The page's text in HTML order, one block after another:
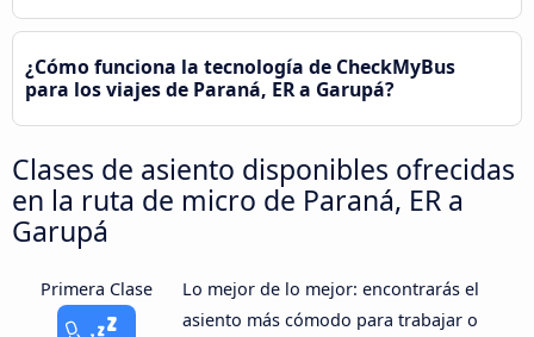
¿Cómo funciona la tecnología de CheckMyBus
para los viajes de Paraná, ER a Garupá?
Clases de asiento disponibles ofrecidas
en la ruta de micro de Paraná, ER a
Garupá
Primera Clase
Lo mejor de lo mejor: encontrarás el
asiento más cómodo para trabajar o